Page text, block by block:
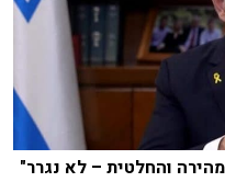
והחלטית – לא נגרר"